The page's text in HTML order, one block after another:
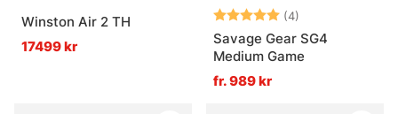
Winston Air 2 TH
17499 kr
Betyg: (4)
Savage Gear SG4
Medium Game
fr. 989 kr